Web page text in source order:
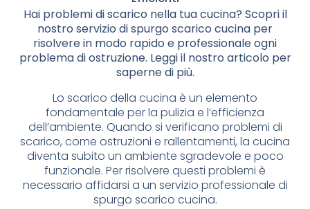
Hai problemi di scarico nella tua cucina? Scopri il
nostro servizio di spurgo scarico cucina per
risolvere in modo rapido e professionale ogni
problema di ostruzione. Leggi il nostro articolo per
saperne di più.
Lo scarico della cucina è un elemento
fondamentale per la pulizia e l’efficienza
dell’ambiente. Quando si verificano problemi di
scarico, come ostruzioni e rallentamenti, la cucina
diventa subito un ambiente sgradevole e poco
funzionale. Per risolvere questi problemi è
necessario affidarsi a un servizio professionale di
spurgo scarico cucina.